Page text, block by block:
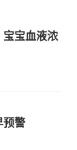
宝宝血液浓
预警